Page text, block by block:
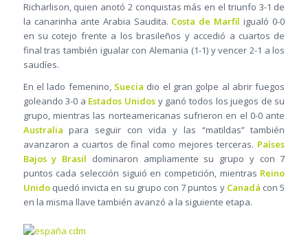
Richarlison, quien anotó 2 conquistas más en el triunfo 3-1 de
la canarinha ante Arabia Saudita. Costa de Marfil igualó 0-0
en su cotejo frente a los brasileños y accedió a cuartos de
final tras también igualar con Alemania (1-1) y vencer 2-1 a los
saudíes.
En el lado femenino, Suecia dio el gran golpe al abrir fuegos
goleando 3-0 a Estados Unidos y ganó todos los juegos de su
grupo, mientras las norteamericanas sufrieron en el 0-0 ante
Australia para seguir con vida y las “matildas” también
avanzaron a cuartos de final como mejores terceras. Países
Bajos y Brasil dominaron ampliamente su grupo y con 7
puntos cada selección siguió en competición, mientras Reino
Unidoquedó invicta en su grupo con 7 puntos y Canadá con 5
en la misma llave también avanzó a la siguiente etapa.